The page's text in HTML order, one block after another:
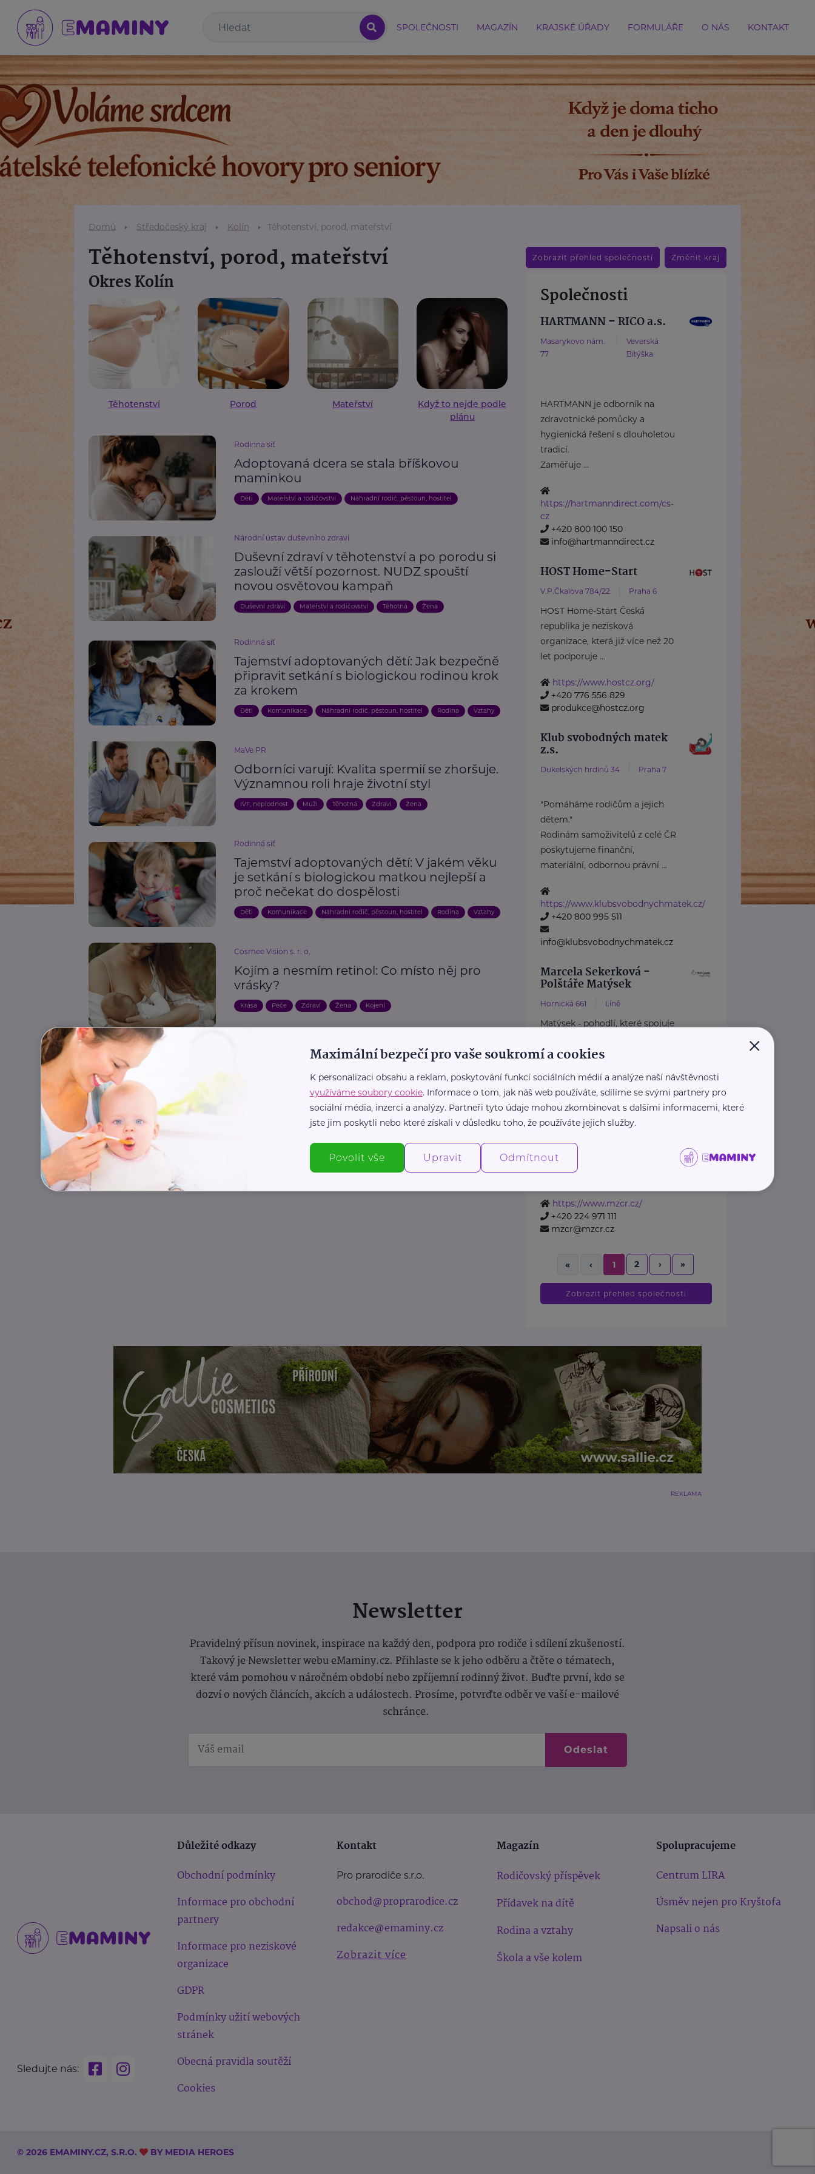
SPOLEČNOSTI MAGAZÍN KRAJSKÉ ÚŘADY FORMULÁŘE O NÁS KONTAKT
Domů Středočeský kraj Kolín Těhotenství, porod, mateřství
Těhotenství, porod, mateřství
Okres Kolín
Těhotenství Porod Mateřství
Když to nejde podle
plánu
Rodinná síť
Adoptovaná dcera se stala bříškovou
maminkou
Děti Mateřství a rodičovství Náhradní rodič, pěstoun, hostitel
Národní ústav duševního zdraví
Duševní zdraví v těhotenství a po porodu si
zaslouží větší pozornost. NUDZ spouští
novou osvětovou kampaň
Duševní zdraví Mateřství a rodičovství Těhotná Žena
Rodinná síť
Tajemství adoptovaných dětí: Jak bezpečně
připravit setkání s biologickou rodinou krok
za krokem
Děti Komunikace Náhradní rodič, pěstoun, hostitel Rodina Vztahy
MaVe PR
Odborníci varují: Kvalita spermií se zhoršuje.
Významnou roli hraje životní styl
IVF, neplodnost Muži Těhotná Zdraví Žena
Rodinná síť
Tajemství adoptovaných dětí: V jakém věku
je setkání s biologickou matkou nejlepší a
proč nečekat do dospělosti
Děti Komunikace Náhradní rodič, pěstoun, hostitel Rodina Vztahy
Cosmee Vision s. r. o.
Kojím a nesmím retinol: Co místo něj pro
vrásky?
Krása Péče Zdraví Žena Kojení
Další články
Zobrazit přehled společností Změnit kraj
Společnosti
HARTMANN – RICO a.s.
Masarykovo nám.
77
Veverská
Bítýška
HARTMANN je odborník na
zdravotnické pomůcky a
hygienická řešení s dlouholetou
tradicí.
Zaměřuje ...
https://hartmanndirect.com/cs-
cz
+420 800 100 150
info@hartmanndirect.cz
HOST Home-Start
V.P.Čkalova 784/22 Praha 6
HOST Home-Start Česká
republika je nezisková
organizace, která již více než 20
let podporuje ...
https://www.hostcz.org/
+420 776 556 829
produkce@hostcz.org
Klub svobodných matek
z.s.
Dukelských hrdinů 34 Praha 7
"Pomáháme rodičům a jejich
dětem."
Rodinám samoživitelů z celé ČR
poskytujeme finanční,
materiální, odbornou právní ...
https://www.klubsvobodnychmatek.cz/
+420 800 995 511
info@klubsvobodnychmatek.cz
Marcela Sekerková -
Polštáře Matýsek
Hornická 661 Líně
Matýsek - pohodlí, které spojuje
U Matýska věříme, že skutečné
Naše ...
https://matysek.cz/
+420 723 335 204
Ministerstvo zdravotnictví ČR
https://www.mzcr.cz/
+420 224 971 111
mzcr@mzcr.cz
« ‹ 1 2 › »
Zobrazit přehled společností
REKLAMA
Newsletter
Pravidelný přísun novinek, inspirace na každý den, podpora pro rodiče i sdílení zkušeností.
Takový je Newsletter webu eMaminy.cz. Přihlaste se k jeho odběru a čtěte o tématech,
které vám pomohou v náročném období nebo zpříjemní rodinný život. Buďte první, kdo se
dozví o nových článcích, akcích a událostech. Prosíme, potvrďte odběr ve vaší e-mailové
schránce.
Odeslat
Sledujte nás:
Důležité odkazy
Obchodní podmínky
Informace pro obchodní
partnery
Informace pro neziskové
organizace
GDPR
Podmínky užití webových
stránek
Obecná pravidla soutěží
Cookies
Kontakt
Pro prarodiče s.r.o.
obchod@proprarodice.cz
redakce@emaminy.cz
Zobrazit více
Magazín
Rodičovský příspěvek
Přídavek na dítě
Rodina a vztahy
Škola a vše kolem
Spolupracujeme
Centrum LIRA
Úsměv nejen pro Kryštofa
Napsali o nás
© 2026 EMAMINY.CZ, S.R.O. BY MEDIA HEROES
×
Maximální bezpečí pro vaše soukromí a cookies
K personalizaci obsahu a reklam, poskytování funkcí sociálních médií a analýze naší návštěvnosti
využíváme soubory cookie. Informace o tom, jak náš web používáte, sdílíme se svými partnery pro
sociální média, inzerci a analýzy. Partneři tyto údaje mohou zkombinovat s dalšími informacemi, které
jste jim poskytli nebo které získali v důsledku toho, že používáte jejich služby.
Povolit vše Upravit Odmítnout